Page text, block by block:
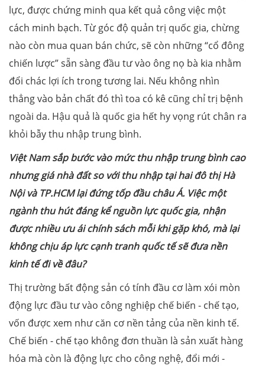
lực, được chứng minh qua kết quả công việc một
cách minh bạch. Từ góc độ quản trị quốc gia, chừng
nào còn mua quan bán chức, sẽ còn những “cổ đông
chiến lược” sẵn sàng đầu tư vào ông nọ bà kia nhằm
đổi chác lợi ích trong tương lai. Nếu không nhìn
thẳng vào bản chất đó thì toa có kê cũng chỉ trị bệnh
ngoài da. Hậu quả là quốc gia hết hy vọng rút chân ra
khỏi bẫy thu nhập trung bình.
Việt Nam sắp bước vào mức thu nhập trung bình cao
nhưng giá nhà đất so với thu nhập tại hai đô thị Hà
Nội và TP.HCM lại đứng tốp đầu châu Á. Việc một
ngành thu hút đáng kể nguồn lực quốc gia, nhận
được nhiều ưu ái chính sách mỗi khi gặp khó, mà lại
không chịu áp lực cạnh tranh quốc tế sẽ đưa nền
kinh tế đi về đâu?
Thị trường bất động sản có tính đầu cơ làm xói mòn
động lực đầu tư vào công nghiệp chế biến - chế tạo,
vốn được xem như căn cơ nền tảng của nền kinh tế.
Chế biến - chế tạo không đơn thuần là sản xuất hàng
hóa mà còn là động lực cho công nghệ, đổi mới -